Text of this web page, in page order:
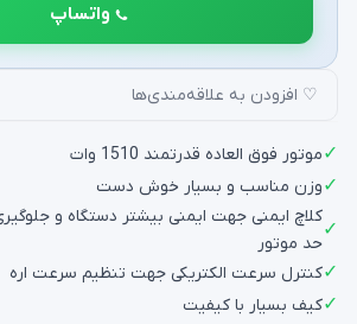
واتساپ
♡ افزودن به علاقه‌مندی‌ها
✓موتور فوق العاده قدرتمند 1510 وات
✓وزن مناسب و بسیار خوش دست
✓
کلاچ ایمنی جهت ایمنی بیشتر دستگاه و
حد موتور
✓کنترل سرعت الکتریکی جهت تنظیم سرعت اره
✓کیف بسیار با کیفیت